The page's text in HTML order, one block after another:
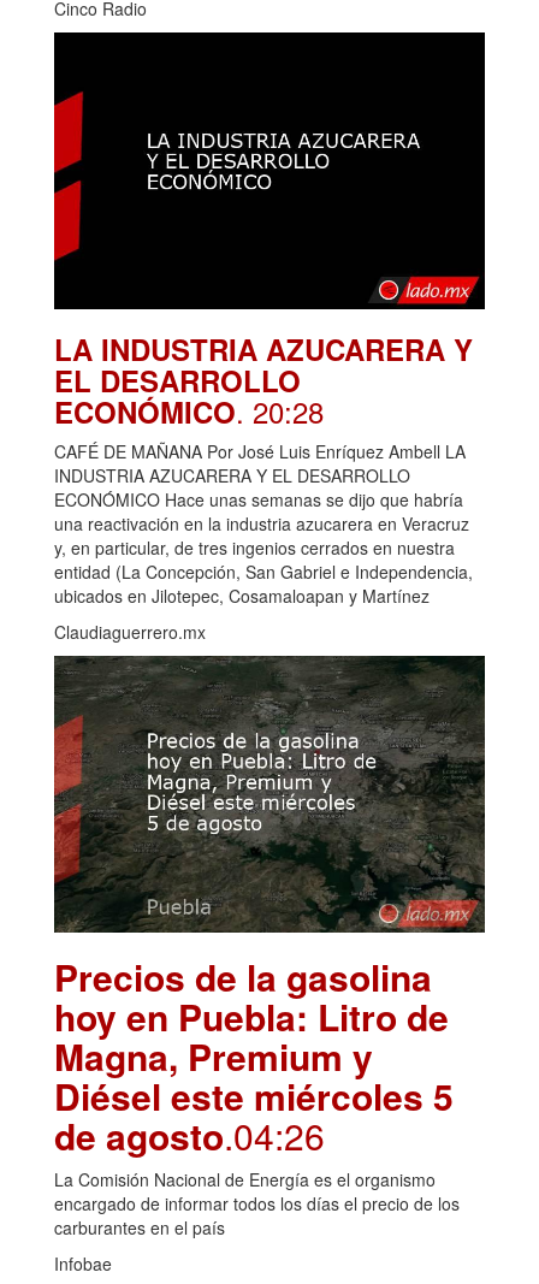
Cinco Radio
LA INDUSTRIA AZUCARERA Y
EL DESARROLLO
ECONÓMICO. 20:28
CAFÉ DE MAÑANA Por José Luis Enríquez Ambell LA
INDUSTRIA AZUCARERA Y EL DESARROLLO
ECONÓMICO Hace unas semanas se dijo que habría
una reactivación en la industria azucarera en Veracruz
y, en particular, de tres ingenios cerrados en nuestra
entidad (La Concepción, San Gabriel e Independencia,
ubicados en Jilotepec, Cosamaloapan y Martínez
Claudiaguerrero.mx
Precios de la gasolina
hoy en Puebla: Litro de
Magna, Premium y
Diésel este miércoles 5
de agosto.04:26
La Comisión Nacional de Energía es el organismo
encargado de informar todos los días el precio de los
carburantes en el país
Infobae